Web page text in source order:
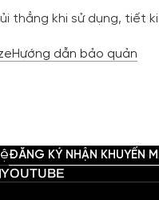
thẳng khi sử dụng, tiết
Hướng dẫn bảo quản
ĐĂNG KÝ NHẬN KHUYẾN
YOUTUBE